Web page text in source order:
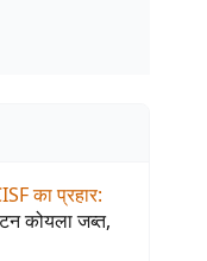
का प्रहार:
कोयला जब्त,